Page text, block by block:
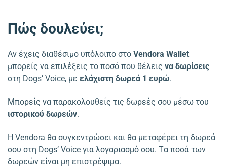
Πώς δουλεύει;
Αν έχεις διαθέσιμο υπόλοιπο στο Vendora Wallet
μπορείς να επιλέξεις το ποσό που θέλεις να δωρίσεις
στη Dogs’ Voice, με ελάχιστη δωρεά 1 ευρώ.
Mπορείς να παρακολουθείς τις δωρεές σου μέσω του
ιστορικού δωρεών.
Η Vendora θα συγκεντρώσει και θα μεταφέρει τη δωρεά
σου στη Dogs’ Voice για λογαριασμό σου. Tα ποσά των
δωρεών είναι μη επιστρέψιμα.